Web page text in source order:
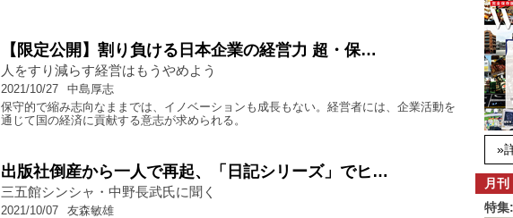
【限定公開】割り負ける日本企業の経営力 超・保…
人をすり減らす経営はもうやめよう
2021/10/27
中島厚志
保守的で縮み志向なままでは、イノベーションも成長もない。経営者には、企業活動を
通じて国の経済に貢献する意志が求められる。
出版社倒産から一人で再起、「日記シリーズ」でヒ…
三五館シンシャ・中野長武氏に聞く
2021/10/07
友森敏雄
»
月刊
特